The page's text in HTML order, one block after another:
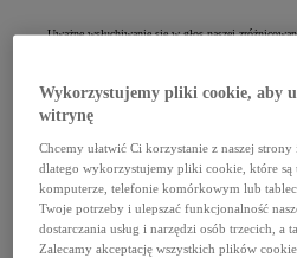
Uważne wsłuchiwanie się w głos naszej
strategii. Ważnym czynnikiem i katalizatorem
podnoszą świadomość poprzez organizowanie
te są otwarte dla każdego, kto chciałby się do nas
sporadycznie okazywać swoje wsparcie.
Wykorzystujemy pliki cookie, aby
witrynę
Chcemy ułatwić Ci korzystanie z naszej strony
dlatego wykorzystujemy pliki cookie, które są
komputerze, telefonie komórkowym lub
Twoje potrzeby i ulepszać funkcjonalność
dostarczania usług i narzędzi osób trzecich, a
Zalecamy akceptację wszystkich plików